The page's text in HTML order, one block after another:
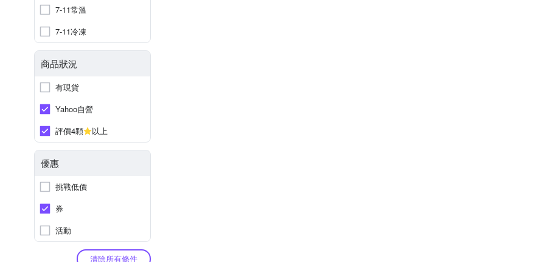
7-11常溫
7-11冷凍
商品狀況
有現貨
Yahoo自營
評價4顆
以上
優惠
挑戰低價
券
活動
清除所有條件